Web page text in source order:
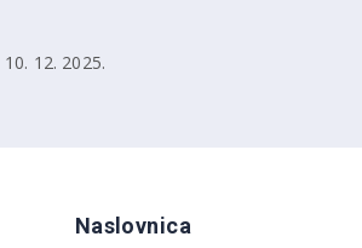
10. 12. 2025.
Naslovnica